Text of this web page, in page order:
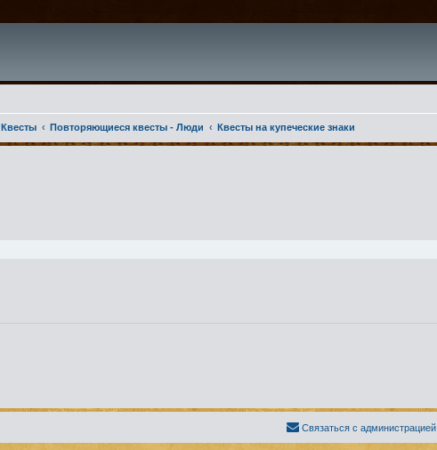
Квесты Повторяющиеся квесты - Люди Квесты на купеческие знаки
Связаться с администрацией